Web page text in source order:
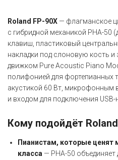
Roland FP-90X — флагманское
с гибридной механикой PHA-50
клавиш, пластиковый
накладки под слоновую кость
движком Pure Acoustic Piano
полифонией для фортепианных
акустикой 60 Вт, микрофонным
и входом для подключения USB-
Кому подойдёт
Пианистам, которые ценят
класса — PHA-50